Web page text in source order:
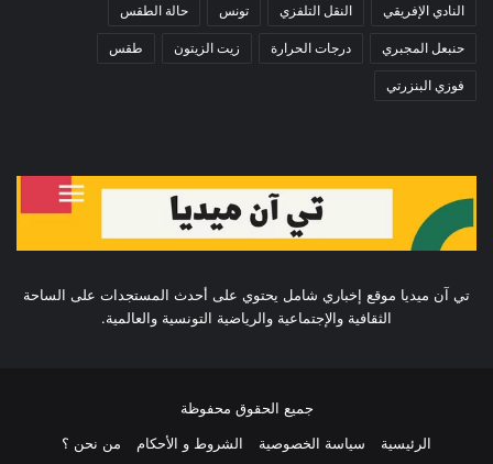
النادي الإفريقي النقل التلفزي تونس حالة الطقس
حنبعل المجبري درجات الحرارة زيت الزيتون طقس
فوزي البنزرتي
تي آن ميديا موقع إخباري شامل يحتوي على أحدث المستجدات على الساحة
الثقافية والإجتماعية والرياضية التونسية والعالمية.
جميع الحقوق محفوظة
الرئيسية
سياسة الخصوصية الشروط و الأحكام من نحن ؟